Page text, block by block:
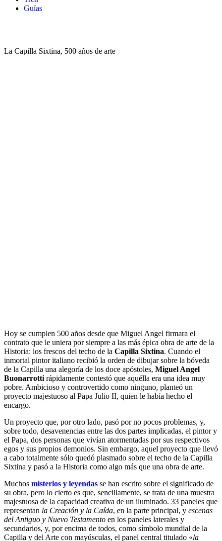
Guías
La Capilla Sixtina, 500 años de arte
Hoy se cumplen 500 años desde que Miguel Angel firmara el
contrato que le uniera por siempre a las más épica obra de arte de la
Historia: los frescos del techo de la Capilla Sixtina. Cuando el
inmortal pintor italiano recibió la orden de dibujar sobre la bóveda
de la Capilla una alegoría de los doce apóstoles, Miguel Angel
Buonarrotti rápidamente contestó que aquélla era una idea muy
pobre. Ambicioso y controvertido como ninguno, planteó un
proyecto majestuoso al Papa Julio II, quien le había hecho el
encargo.
Un proyecto que, por otro lado, pasó por no pocos problemas, y,
sobre todo, desavenencias entre las dos partes implicadas, el pintor y
el Papa, dos personas que vivían atormentadas por sus respectivos
egos y sus propios demonios. Sin embargo, aquel proyecto que llevó
a cabo totalmente sólo quedó plasmado sobre el techo de la Capilla
Sixtina y pasó a la Historia como algo más que una obra de arte.
Muchos misterios y leyendas se han escrito sobre el significado de
su obra, pero lo cierto es que, sencillamente, se trata de una muestra
majestuosa de la capacidad creativa de un iluminado. 33 paneles que
representan la Creación y la Caída, en la parte principal, y escenas
del Antiguo y Nuevo Testamento en los paneles laterales y
secundarios, y, por encima de todos, como símbolo mundial de la
Capilla y del Arte con mayúsculas, el panel central titulado «la